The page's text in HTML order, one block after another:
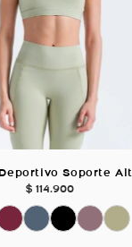
$ 114.900